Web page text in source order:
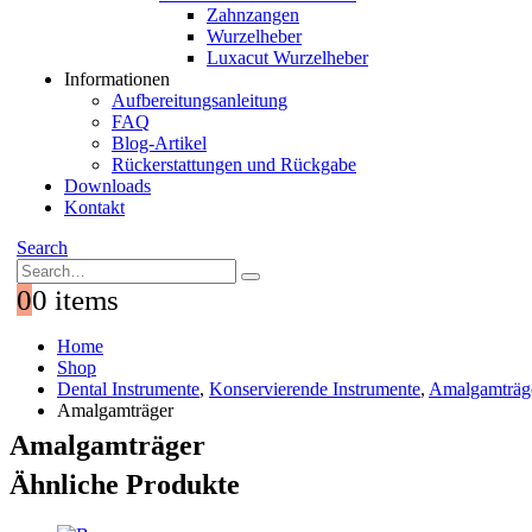
Zahnzangen
Wurzelheber
Luxacut Wurzelheber
Informationen
Aufbereitungsanleitung
FAQ
Blog-Artikel
Rückerstattungen und Rückgabe
Downloads
Kontakt
Search
00 items
Home
Shop
Dental Instrumente, Konservierende Instrumente,
Amalgamträger
Amalgamträger
Ähnliche Produkte